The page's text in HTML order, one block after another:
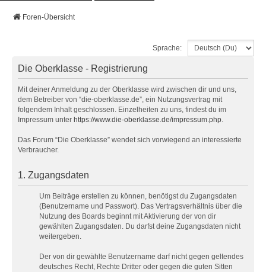
Foren-Übersicht
Sprache:
Die Oberklasse - Registrierung
Mit deiner Anmeldung zu der Oberklasse wird zwischen dir und uns,
dem Betreiber von “die-oberklasse.de”, ein Nutzungsvertrag mit
folgendem Inhalt geschlossen. Einzelheiten zu uns, findest du im
Impressum unter https://www.die-oberklasse.de/impressum.php.
Das Forum “Die Oberklasse” wendet sich vorwiegend an interessierte
Verbraucher.
1. Zugangsdaten
Um Beiträge erstellen zu können, benötigst du Zugangsdaten
(Benutzername und Passwort). Das Vertragsverhältnis über die
Nutzung des Boards beginnt mit Aktivierung der von dir
gewählten Zugangsdaten. Du darfst deine Zugangsdaten nicht
weitergeben.
Der von dir gewählte Benutzername darf nicht gegen geltendes
deutsches Recht, Rechte Dritter oder gegen die guten Sitten